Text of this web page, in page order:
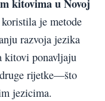
kitovima u Novoj
je metode
razvoja jezika
kitovi ponavljaju
druge rijetke—što
jezicima.